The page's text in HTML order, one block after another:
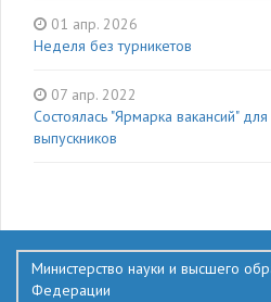
01 апр. 2026
Неделя без турникетов
07 апр. 2022
Состоялась "Ярмарка вакансий"
выпускников
Министерство науки и высшего
Федерации